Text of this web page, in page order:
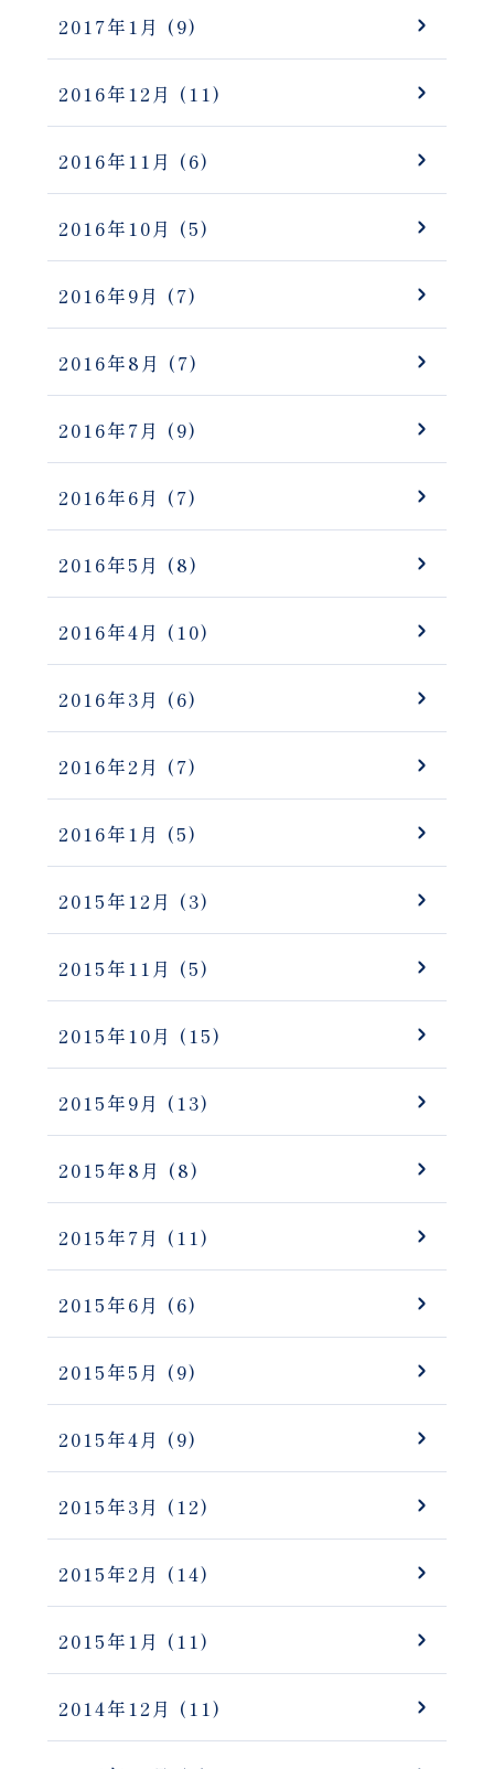
2017年1月 (9)
2016年12月 (11)
2016年11月 (6)
2016年10月 (5)
2016年9月 (7)
2016年8月 (7)
2016年7月 (9)
2016年6月 (7)
2016年5月 (8)
2016年4月 (10)
2016年3月 (6)
2016年2月 (7)
2016年1月 (5)
2015年12月 (3)
2015年11月 (5)
2015年10月 (15)
2015年9月 (13)
2015年8月 (8)
2015年7月 (11)
2015年6月 (6)
2015年5月 (9)
2015年4月 (9)
2015年3月 (12)
2015年2月 (14)
2015年1月 (11)
2014年12月 (11)